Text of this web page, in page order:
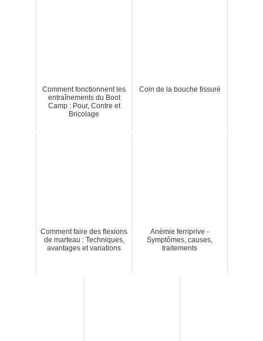
Comment fonctionnent les
entraînements du Boot
Camp : Pour, Contre et
Bricolage
Coin de la bouche fissuré
Comment faire des flexions
de marteau : Techniques,
avantages et variations
Anémie ferriprive -
Symptômes, causes,
traitements